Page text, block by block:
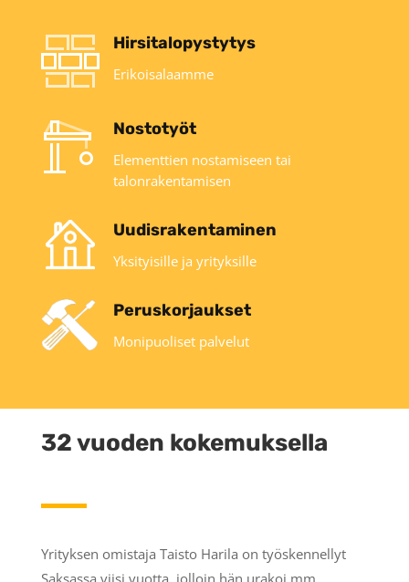
Hirsitalopystytys
Erikoisalaamme
Nostotyöt
Elementtien nostamiseen tai
talonrakentamisen
Uudisrakentaminen
Yksityisille ja yrityksille
Peruskorjaukset
Monipuoliset palvelut
32 vuoden kokemuksella
Yrityksen omistaja Taisto Harila on työskennellyt
Saksassa viisi vuotta, jolloin hän urakoi mm.